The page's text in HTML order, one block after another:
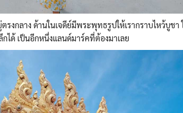
งกลาง ด้านในเจดีย์มีพระพุทธรูปให้เรากราบไหว้บูชา
ได้ เป็นอีกหนึ่งแลนด์มาร์คที่ต้องมาเลย